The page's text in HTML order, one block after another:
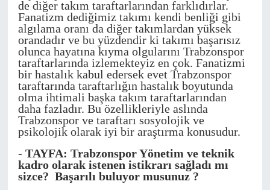
de diğer takım taraftarlarından farklıdırlar.
Fanatizm dediğimiz takımı kendi benliği gibi
algılama oranı da diğer takımlardan yüksek
orandadır ve bu yüzdendir ki takımı başarısız
olunca hayatına kıyma olgularını Trabzonspor
taraftarlarında izlemekteyiz en çok. Fanatizmi
bir hastalık kabul edersek evet Trabzonspor
taraftarında taraftarlığın hastalık boyutunda
olma ihtimali başka takım taraftarlarından
daha fazladır. Bu özellikleriyle aslında
Trabzonspor ve taraftarı sosyolojik ve
psikolojik olarak iyi bir araştırma konusudur.
- TAYFA: Trabzonspor Yönetim ve teknik
kadro olarak istenen istikrarı sağladı mı
sizce? Başarılı buluyor musunuz ?